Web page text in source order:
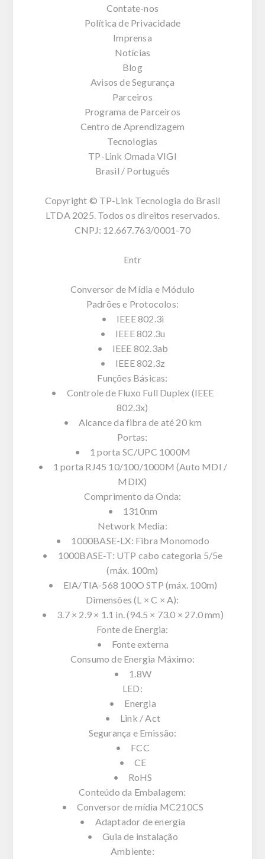
Contate-nos
Política de Privacidade
Imprensa
Notícias
Blog
Avisos de Segurança
Parceiros
Programa de Parceiros
Centro de Aprendizagem
Tecnologias
TP-Link Omada VIGI
Brasil / Português
Copyright © TP-Link Tecnologia do Brasil
LTDA 2025. Todos os direitos reservados.
CNPJ: 12.667.763/0001-70
Entr
Conversor de Mídia e Módulo
Padrões e Protocolos:
• IEEE 802.3i
• IEEE 802.3u
• IEEE 802.3ab
• IEEE 802.3z
Funções Básicas:
• Controle de Fluxo Full Duplex (IEEE
802.3x)
• Alcance da fibra de até 20 km
Portas:
• 1 porta SC/UPC 1000M
• 1 porta RJ45 10/100/1000M (Auto MDI /
MDIX)
Comprimento da Onda:
• 1310nm
Network Media:
• 1000BASE-LX: Fibra Monomodo
• 1000BASE-T: UTP cabo categoria 5/5e
(máx. 100m)
• EIA/TIA-568 100O STP (máx. 100m)
Dimensões (L × C × A):
• 3.7 × 2.9 × 1.1 in. (94.5 × 73.0 × 27.0 mm)
Fonte de Energia:
• Fonte externa
Consumo de Energia Máximo:
• 1.8W
LED:
• Energia
• Link / Act
Segurança e Emissão:
• FCC
• CE
• RoHS
Conteúdo da Embalagem:
• Conversor de mídia MC210CS
• Adaptador de energia
• Guia de instalação
Ambiente: